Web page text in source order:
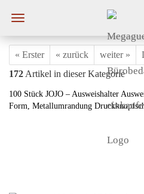
« Erster « zurück weiter »
172 Artikel in dieser Kategorie
100 Stück JOJO – Ausweishalter
Form, Metallumrandung